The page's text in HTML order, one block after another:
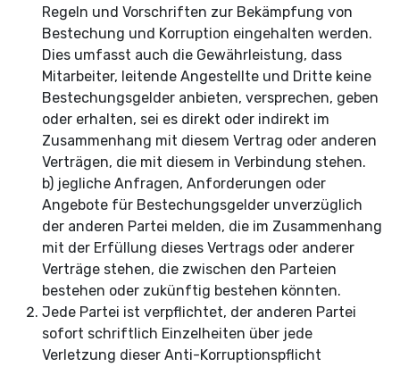
Regeln und Vorschriften zur Bekämpfung von
Bestechung und Korruption eingehalten werden.
Dies umfasst auch die Gewährleistung, dass
Mitarbeiter, leitende Angestellte und Dritte keine
Bestechungsgelder anbieten, versprechen, geben
oder erhalten, sei es direkt oder indirekt im
Zusammenhang mit diesem Vertrag oder anderen
Verträgen, die mit diesem in Verbindung stehen.
b) jegliche Anfragen, Anforderungen oder
Angebote für Bestechungsgelder unverzüglich
der anderen Partei melden, die im Zusammenhang
mit der Erfüllung dieses Vertrags oder anderer
Verträge stehen, die zwischen den Parteien
bestehen oder zukünftig bestehen könnten.
Jede Partei ist verpflichtet, der anderen Partei
sofort schriftlich Einzelheiten über jede
Verletzung dieser Anti-Korruptionspflicht